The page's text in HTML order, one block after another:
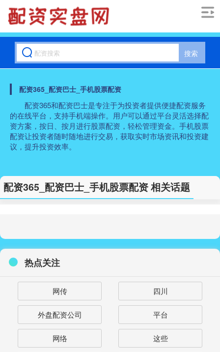
搜索
配资365_配资巴士_手机股票配资
配资365和配资巴士是专注于为投资者提供便捷配资服务
的在线平台，支持手机端操作。用户可以通过平台灵活选择配
资方案，按日、按月进行股票配资，轻松管理资金。手机股票
配资让投资者随时随地进行交易，获取实时市场资讯和投资建
议，提升投资效率。
配资365_配资巴士_手机股票配资 相关话题
热点关注
网传 四川
外盘配资公司 平台
网络 这些